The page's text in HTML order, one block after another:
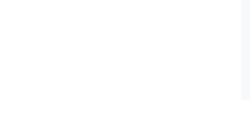
الدولة غداً